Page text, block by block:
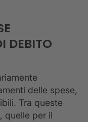
DEBITO
delle spese,
Tra queste
quelle per il